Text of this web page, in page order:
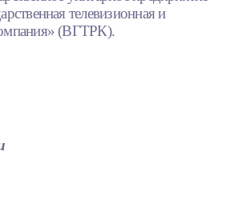
телевизионная и
(ВГТРК).